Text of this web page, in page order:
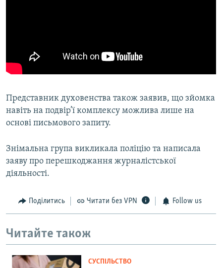
Представник духовенства також заявив, що зйомка
навіть на подвір’ї комплексу можлива лише на
основі письмового запиту.
Знімальна група викликала поліцію та написала
заяву про перешкоджання журналістської
діяльності.
Поділитись Читати без VPN Follow us
Читайте також
СУСПІЛЬСТВО